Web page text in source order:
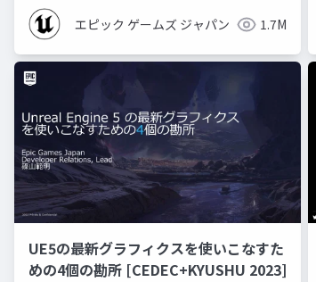
エピック ゲームズ ジャパン 1.7M
UE5の最新グラフィクスを使いこなすた
めの4個の勘所 [CEDEC+KYUSHU 2023]